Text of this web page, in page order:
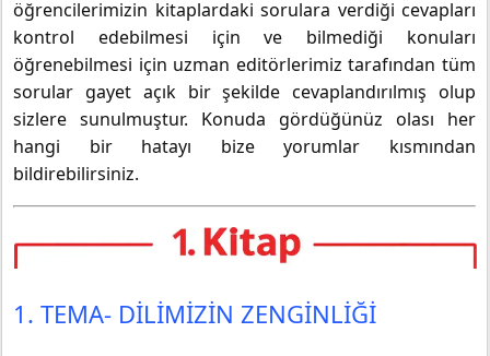
öğrencilerimizin kitaplardaki sorulara verdiği cevapları
kontrol edebilmesi için ve bilmediği konuları
öğrenebilmesi için uzman editörlerimiz tarafından tüm
sorular gayet açık bir şekilde cevaplandırılmış olup
sizlere sunulmuştur. Konuda gördüğünüz olası her
hangi bir hatayı bize yorumlar kısmından
bildirebilirsiniz.
1. TEMA- DİLİMİZİN ZENGİNLİĞİ